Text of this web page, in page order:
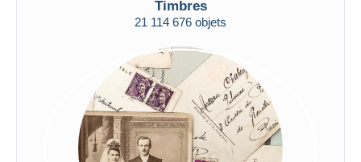
Uniquement en réduction
Livraison gratuite
Méthodes de paiement
Virement bancaire
Visa
Mastercard
Timbres
21 114 676 objets